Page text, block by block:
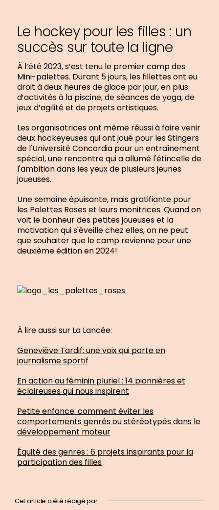
Le hockey pour les filles : un
succès sur toute la ligne
À l’été 2023, s’est tenu le premier camp des
Mini-palettes. Durant 5 jours, les fillettes ont eu
droit à deux heures de glace par jour, en plus
d’activités à la piscine, de séances de yoga, de
jeux d’agilité et de projets artistiques.
Les organisatrices ont même réussi à faire venir
deux hockeyeuses qui ont joué pour les Stingers
de l'Université Concordia pour un entraînement
spécial, une rencontre qui a allumé l'étincelle de
l'ambition dans les yeux de plusieurs jeunes
joueuses.
Une semaine épuisante, mais gratifiante pour
les Palettes Roses et leurs monitrices. Quand on
voit le bonheur des petites joueuses et la
motivation qui s'éveille chez elles, on ne peut
que souhaiter que le camp revienne pour une
deuxième édition en 2024!
À lire aussi sur La Lancée:
Geneviève Tardif: une voix qui porte en
journalisme sportif
En action au féminin pluriel : 14 pionnières et
éclaireuses qui nous inspirent
Petite enfance: comment éviter les
comportements genrés ou stéréotypés dans le
développement moteur
Équité des genres : 6 projets inspirants pour la
participation des filles
Cet article a été rédigé par